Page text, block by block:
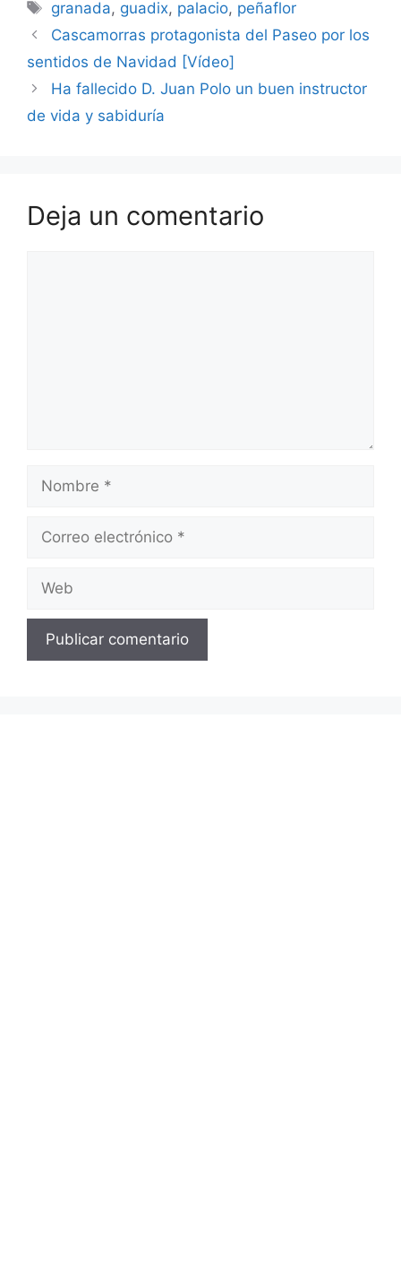
Etiquetas
granada, guadix, palacio, peñaflor
Cascamorras protagonista del Paseo por los
sentidos de Navidad [Vídeo]
Ha fallecido D. Juan Polo un buen instructor
de vida y sabiduría
Deja un comentario
Nombre
Correo
Web